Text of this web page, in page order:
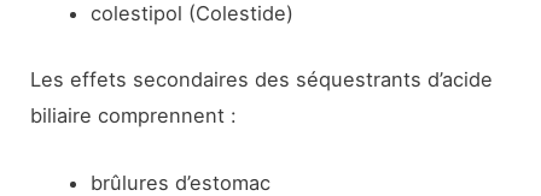
colestipol (Colestide)
Les effets secondaires des séquestrants d’acide
biliaire comprennent :
brûlures d’estomac